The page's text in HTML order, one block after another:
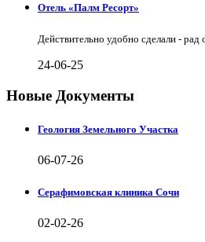
Отель «Палм Ресорт»
Действительно удобно сделали - рад
24-06-25
Новые Документы
Геология Земельного Участка
06-07-26
Серафимовская клиника Сочи
02-02-26